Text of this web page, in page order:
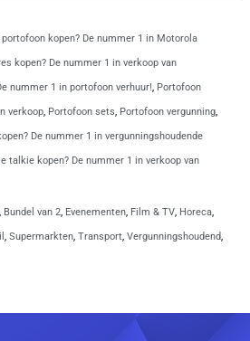
kopen? De nummer 1 in Motorola
kopen? De nummer 1 in verkoop van
nummer 1 in portofoon verhuur!, Portofoon
verkoop, Portofoon sets, Portofoon vergunning,
De nummer 1 in vergunningshoudende
talkie kopen? De nummer 1 in verkoop van
, Bundel van 2, Evenementen, Film & TV, Horeca,
, Supermarkten, Transport, Vergunningshoudend,